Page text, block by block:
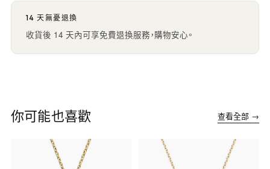
14 天無憂退換
收貨後 14 天內可享免費退換服務，購物安心。
你可能也喜歡 查看全部 →